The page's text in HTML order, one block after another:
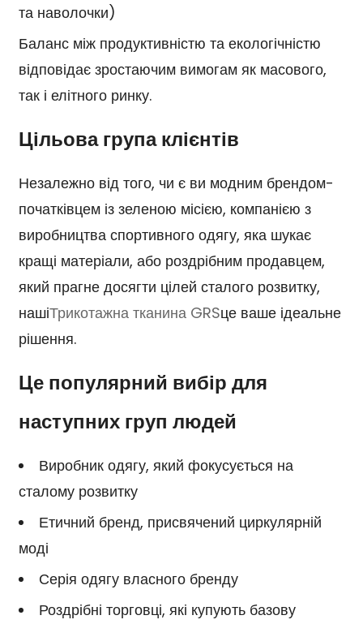
та наволочки)
Баланс між продуктивністю та екологічністю
відповідає зростаючим вимогам як масового,
так і елітного ринку.
Цільова група клієнтів
Незалежно від того, чи є ви модним брендом-
початківцем із зеленою місією, компанією з
виробництва спортивного одягу, яка шукає
кращі матеріали, або роздрібним продавцем,
який прагне досягти цілей сталого розвитку,
нашіТрикотажна тканина GRSце ваше ідеальне
рішення.
Це популярний вибір для
наступних груп людей
Виробник одягу, який фокусується на
сталому розвитку
Етичний бренд, присвячений циркулярній
моді
Серія одягу власного бренду
Роздрібні торговці, які купують базову